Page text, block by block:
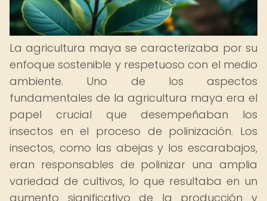
La agricultura maya se caracterizaba por su
enfoque sostenible y respetuoso con el medio
ambiente. Uno de los aspectos
fundamentales de la agricultura maya era el
papel crucial que desempeñaban los
insectos en el proceso de polinización. Los
insectos, como las abejas y los escarabajos,
eran responsables de polinizar una amplia
variedad de cultivos, lo que resultaba en un
aumento significativo de la producción y